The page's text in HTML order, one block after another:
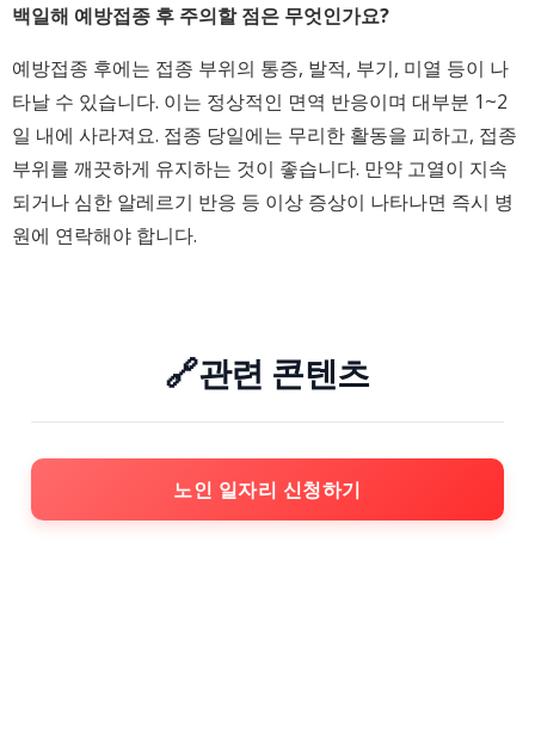
백일해 예방접종 후 주의할 점은 무엇인가요?
예방접종 후에는 접종 부위의 통증, 발적, 부기, 미열 등이 나
타날 수 있습니다. 이는 정상적인 면역 반응이며 대부분 1~2
일 내에 사라져요. 접종 당일에는 무리한 활동을 피하고, 접종
부위를 깨끗하게 유지하는 것이 좋습니다. 만약 고열이 지속
되거나 심한 알레르기 반응 등 이상 증상이 나타나면 즉시 병
원에 연락해야 합니다.
🔗관련 콘텐츠
노인 일자리 신청하기